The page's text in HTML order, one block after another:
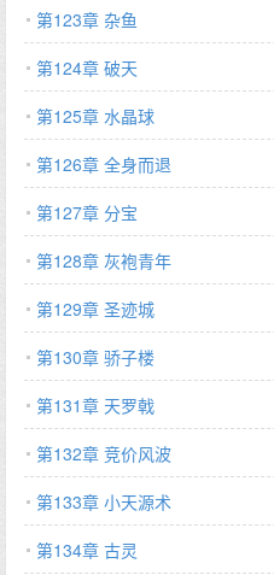
第123章 杂鱼
第124章 破天
第125章 水晶球
第126章 全身而退
第127章 分宝
第128章 灰袍青年
第129章 圣迹城
第130章 骄子楼
第131章 天罗戟
第132章 竞价风波
第133章 小天源术
第134章 古灵